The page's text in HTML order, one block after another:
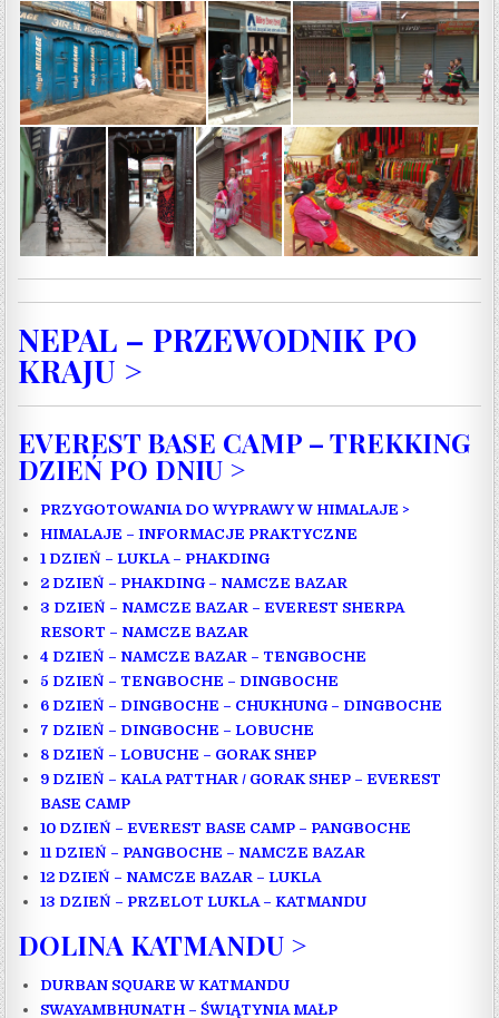
NEPAL – PRZEWODNIK PO
KRAJU >
EVEREST BASE CAMP – TREKKING
DZIEŃ PO DNIU >
PRZYGOTOWANIA DO WYPRAWY W HIMALAJE >
HIMALAJE – INFORMACJE PRAKTYCZNE
1 DZIEŃ – LUKLA – PHAKDING
2 DZIEŃ – PHAKDING – NAMCZE BAZAR
3 DZIEŃ – NAMCZE BAZAR – EVEREST SHERPA
RESORT – NAMCZE BAZAR
4 DZIEŃ – NAMCZE BAZAR – TENGBOCHE
5 DZIEŃ – TENGBOCHE – DINGBOCHE
6 DZIEŃ – DINGBOCHE – CHUKHUNG – DINGBOCHE
7 DZIEŃ – DINGBOCHE – LOBUCHE
8 DZIEŃ – LOBUCHE – GORAK SHEP
9 DZIEŃ – KALA PATTHAR / GORAK SHEP – EVEREST
BASE CAMP
10 DZIEŃ – EVEREST BASE CAMP – PANGBOCHE
11 DZIEŃ – PANGBOCHE – NAMCZE BAZAR
12 DZIEŃ – NAMCZE BAZAR – LUKLA
13 DZIEŃ – PRZELOT LUKLA – KATMANDU
DOLINA KATMANDU >
DURBAN SQUARE W KATMANDU
SWAYAMBHUNATH – ŚWIĄTYNIA MAŁP